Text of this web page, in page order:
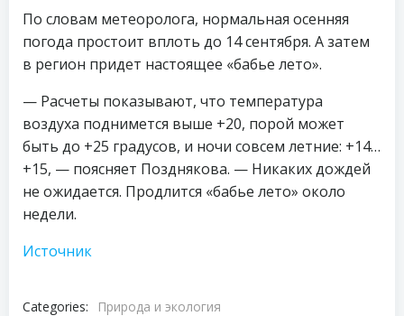
По словам метеоролога, нормальная осенняя
погода простоит вплоть до 14 сентября. А затем
в регион придет настоящее «бабье лето».
— Расчеты показывают, что температура
воздуха поднимется выше +20, порой может
быть до +25 градусов, и ночи совсем летние: +14…
+15, — поясняет Позднякова. — Никаких дождей
не ожидается. Продлится «бабье лето» около
недели.
Источник
Categories:
Природа и экология